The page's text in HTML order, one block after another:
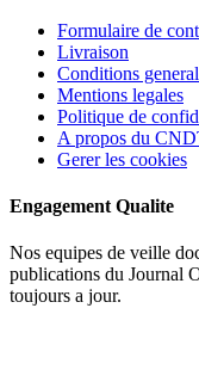
Formulaire de
Livraison
Conditions
Mentions legales
Politique de
A propos du
Gerer les cookies
Engagement Qualite
Nos equipes de veille
publications du Journal
toujours a jour.